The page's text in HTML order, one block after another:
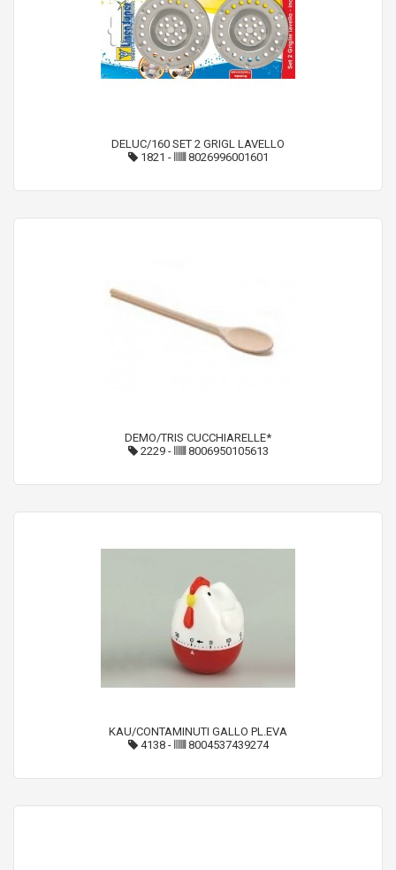
DELUC/160 SET 2 GRIGL LAVELLO
1821 - 8026996001601
DEMO/TRIS CUCCHIARELLE*
2229- 8006950105613
KAU/CONTAMINUTI GALLO PL.EVA
4138- 8004537439274